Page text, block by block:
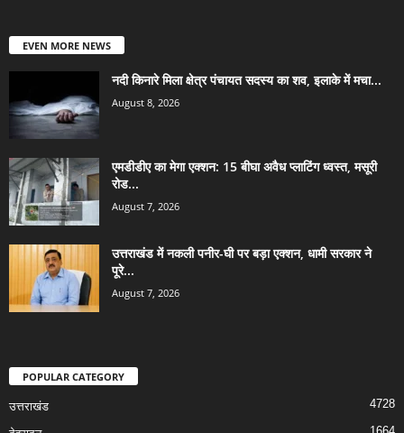
EVEN MORE NEWS
नदी किनारे मिला क्षेत्र पंचायत सदस्य का शव, इलाके में मचा...
August 8, 2026
एमडीडीए का मेगा एक्शन: 15 बीघा अवैध प्लाटिंग ध्वस्त, मसूरी
रोड...
August 7, 2026
उत्तराखंड में नकली पनीर-घी पर बड़ा एक्शन, धामी सरकार ने
पूरे...
August 7, 2026
POPULAR CATEGORY
उत्तराखंड 4728